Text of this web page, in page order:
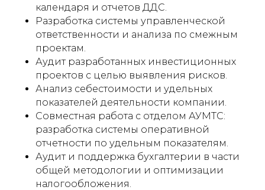
календаря и отчетов ДДС.
Разработка системы управленческой
ответственности и анализа по смежным
проектам.
Аудит разработанных инвестиционных
проектов с целью выявления рисков.
Анализ себестоимости и удельных
показателей деятельности компании.
Совместная работа с отделом АУМТС:
разработка системы оперативной
отчетности по удельным показателям.
Аудит и поддержка бухгалтерии в части
общей методологии и оптимизации
налогообложения.